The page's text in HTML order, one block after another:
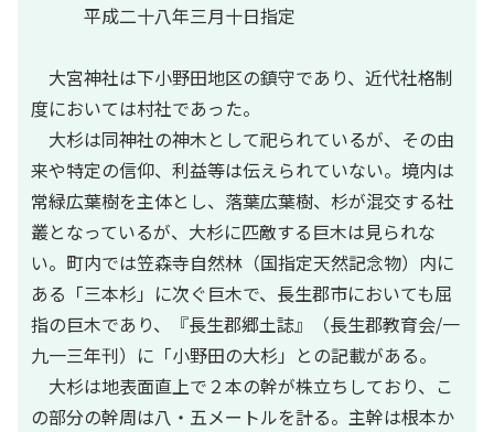
平成二十八年三月十日指定
大宮神社は下小野田地区の鎮守であり、近代社格制
度においては村社であった。
大杉は同神社の神木として祀られているが、その由
来や特定の信仰、利益等は伝えられていない。境内は
常緑広葉樹を主体とし、落葉広葉樹、杉が混交する社
叢となっているが、大杉に匹敵する巨木は見られな
い。町内では笠森寺自然林（国指定天然記念物）内に
ある「三本杉」に次ぐ巨木で、長生郡市においても屈
指の巨木であり、『長生郡郷土誌』（長生郡教育会/一
九一三年刊）に「小野田の大杉」との記載がある。
大杉は地表面直上で２本の幹が株立ちしており、こ
の部分の幹周は八・五メートルを計る。主幹は根本か